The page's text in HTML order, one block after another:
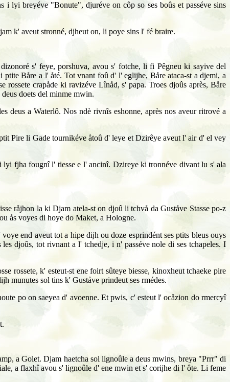
lyi breyéve "Bonute", djuréve on côp so ses boûs et passéve sins
k' aveut stronné, djheut on, li poye sins l' fé braire.
s' feye, porshuva, avou s' fotche, li fi Pêgneu ki sayive del
Båre a l' åté. Tot vnant foû d' l' eglijhe, Båre ataca-st a djemi, a
crapåde ki ravizéve Lînåd, s' papa. Troes djoûs après, Båre
doets del minme mwin.
a Waterlô. Nos ndè rivnîs eshonne, après nos aveur ritrové a
Pire li Gade tournikéve åtoû d' leye et Dzirêye aveut l' air d' el vey
fjha fougnî l' tiesse e l' ancinî. Dzireye ki tronnéve divant lu s' ala
råjhon la ki Djam atela-st on djoû li tchvå da Guståve Stasse po-z
ås voyes di hoye do Maket, a Hologne.
end aveut tot a hipe dijh ou doze esprindént ses ptits bleus ouys
djoûs, tot rivnant a l' tchedje, i n' passéve nole di ses tchapeles. I
rossete, k' esteut-st ene foirt sûteye biesse, kinoxheut tchaeke pire
munutes sol tins k' Guståve prindeut ses rmédes.
po on saeyea d' avoenne. Et pwis, c' esteut l' ocåzion do rmercyî
a Golet. Djam haetcha sol lignoûle a deus mwins, breya "Prrr" di
a flaxhî avou s' lignoûle d' ene mwin et s' corijhe di l' ôte. Li feme